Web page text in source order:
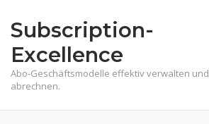
Subscription-
Excellence
Abo-Geschäftsmodelle effektiv verwalten und
abrechnen.